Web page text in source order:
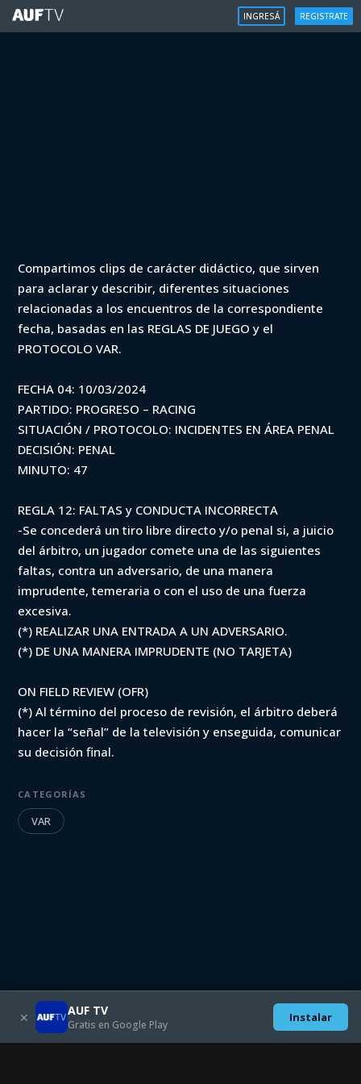
INGRESÁ REGISTRATE
Apertura Fecha 4 | Progreso vs
Racing ('47)
Iniciá sesión para ver
Compartimos clips de carácter didáctico, que sirven
para aclarar y describir, diferentes situaciones
relacionadas a los encuentros de la correspondiente
fecha, basadas en las REGLAS DE JUEGO y el
PROTOCOLO VAR.
FECHA 04: 10/03/2024
PARTIDO: PROGRESO – RACING
SITUACIÓN / PROTOCOLO: INCIDENTES EN ÁREA PENAL
DECISIÓN: PENAL
MINUTO: 47
REGLA 12: FALTAS y CONDUCTA INCORRECTA
-Se concederá un tiro libre directo y/o penal si, a juicio
del árbitro, un jugador comete una de las siguientes
faltas, contra un adversario, de una manera
imprudente, temeraria o con el uso de una fuerza
excesiva.
(*) REALIZAR UNA ENTRADA A UN ADVERSARIO.
(*) DE UNA MANERA IMPRUDENTE (NO TARJETA)
ON FIELD REVIEW (OFR)
(*) Al término del proceso de revisión, el árbitro deberá
hacer la “señal” de la televisión y enseguida, comunicar
su decisión final.
CATEGORÍAS
VAR
Descargate las aplicaciones móviles: SEGUINOS EN:
✕ AUF TV
Gratis en Google Play
Instalar